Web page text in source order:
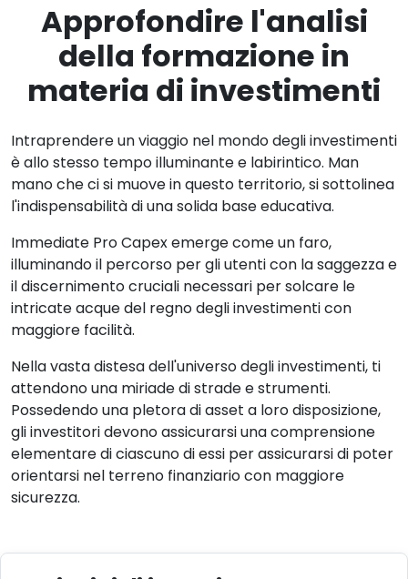
Approfondire l'analisi
della formazione in
materia di investimenti
Intraprendere un viaggio nel mondo degli investimenti
è allo stesso tempo illuminante e labirintico. Man
mano che ci si muove in questo territorio, si sottolinea
l'indispensabilità di una solida base educativa.
Immediate Pro Capex emerge come un faro,
illuminando il percorso per gli utenti con la saggezza e
il discernimento cruciali necessari per solcare le
intricate acque del regno degli investimenti con
maggiore facilità.
Nella vasta distesa dell'universo degli investimenti, ti
attendono una miriade di strade e strumenti.
Possedendo una pletora di asset a loro disposizione,
gli investitori devono assicurarsi una comprensione
elementare di ciascuno di essi per assicurarsi di poter
orientarsi nel terreno finanziario con maggiore
sicurezza.